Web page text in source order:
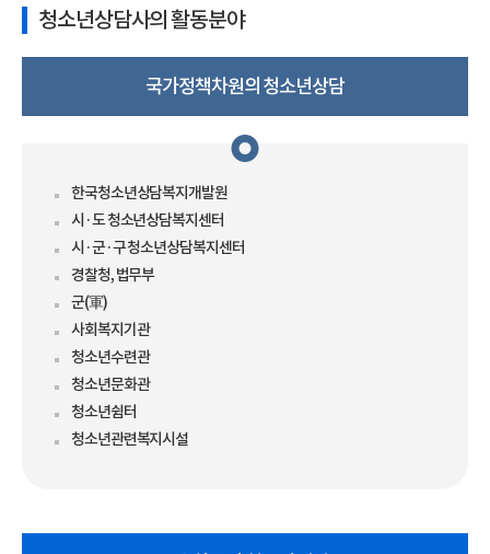
청소년상담사의 활동분야
국가정책차원의 청소년상담
한국청소년상담복지개발원
시·도 청소년상담복지센터
시·군·구 청소년상담복지센터
경찰청, 법무부
군(軍)
사회복지기관
청소년수련관
청소년문화관
청소년쉼터
청소년관련복지시설